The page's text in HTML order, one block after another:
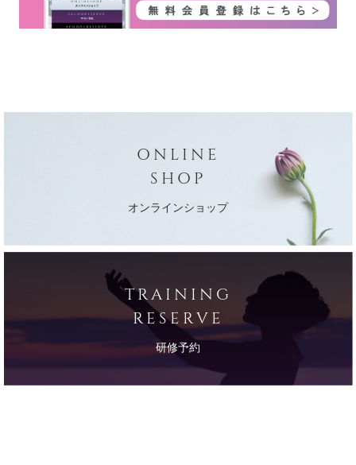
ONLINE
SHOP
オンラインショップ
TRAINING
RESERVE
研修予約